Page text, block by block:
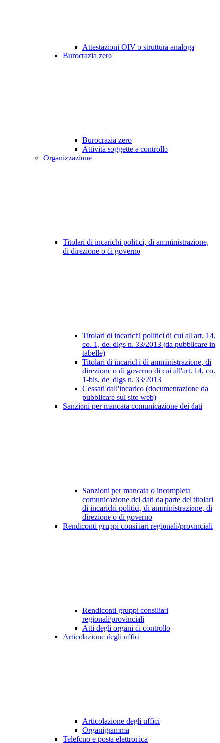
Attestazioni OIV o struttura analoga
Burocrazia zero
Burocrazia zero
Attività soggette a controllo
Organizzazione
Titolari di incarichi politici, di amministrazione,
di direzione o di governo
Titolari di incarichi politici di cui all'art. 14,
co. 1, del dlgs n. 33/2013 (da pubblicare in
tabelle)
Titolari di incarichi di amministrazione, di
direzione o di governo di cui all'art. 14, co.
1-bis, del dlgs n. 33/2013
Cessati dall'incarico (documentazione da
pubblicare sul sito web)
Sanzioni per mancata comunicazione dei dati
Sanzioni per mancata o incompleta
comunicazione dei dati da parte dei titolari
di incarichi politici, di amministrazione, di
direzione o di governo
Rendiconti gruppi consiliari regionali/provinciali
Rendiconti gruppi consiliari
regionali/provinciali
Atti degli organi di controllo
Articolazione degli uffici
Articolazione degli uffici
Organigramma
Telefono e posta elettronica